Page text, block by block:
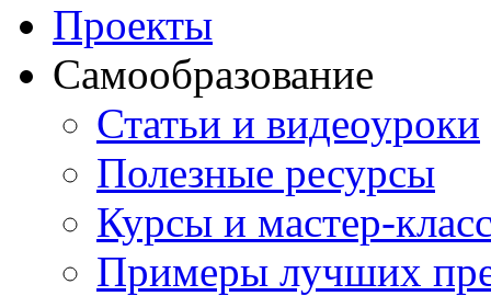
Проекты
Самообразование
Статьи и видеоуроки
Полезные ресурсы
Курсы и мастер-
Примеры лучших